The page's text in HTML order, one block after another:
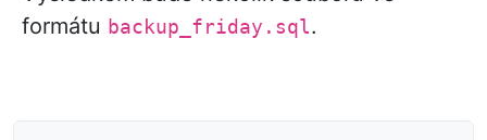
formátu backup_friday.sql.